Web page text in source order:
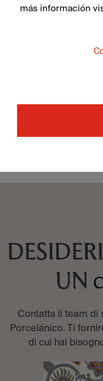
Attila Grey
UN
Contatta il team di
Porcelánico. Ti
di cui hai
más información